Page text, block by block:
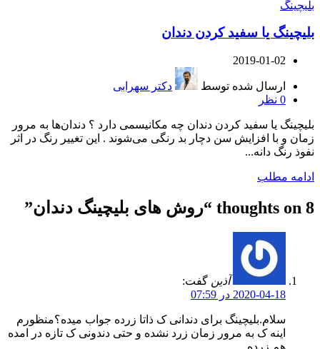
بلیچینگ
بلیچینگ یا سفید کردن دندان
2019-01-02
ارسال شده توسط
دکتر سهرابی
0 نظر
بلیچینگ یا سفید کردن دندان چه مکانیسمی دارد ؟ دندان‌ها به مرور
زمان و با افزایش سن دچار بد رنگی می‌شوند . این تغییر رنگ در اثر
نفوذ رنگ دانه...
ادامه مطلب
8 thoughts on “ روش های بلیچینگ دندان”
آذین گفت:
2020-04-18 در 07:59
سلام.بلیچینگ برای دندانی ک ذاتا زرده جواب میده؟منظورم
اینه ک به مرور زمان زرد نشده و حتی دندونی ک تازه در امده
هم زرده